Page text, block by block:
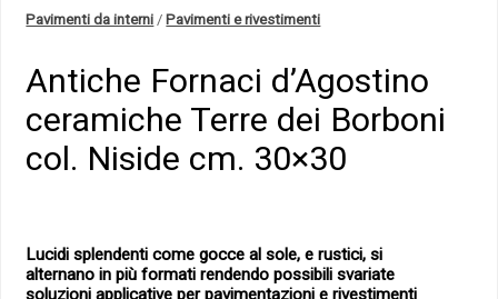
Pavimenti da interni /Pavimenti e rivestimenti
Antiche Fornaci d’Agostino
ceramiche Terre dei Borboni
col. Niside cm. 30×30
Lucidi splendenti come gocce al sole, e rustici, si
alternano in più formati rendendo possibili svariate
soluzioni applicative per pavimentazioni e rivestimenti